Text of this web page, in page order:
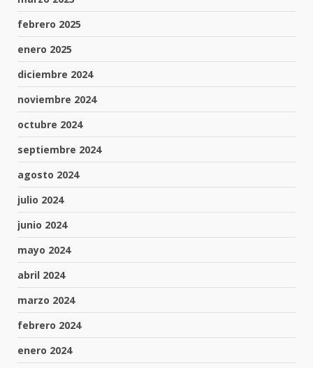
febrero 2025
enero 2025
diciembre 2024
noviembre 2024
octubre 2024
septiembre 2024
agosto 2024
julio 2024
junio 2024
mayo 2024
abril 2024
marzo 2024
febrero 2024
enero 2024